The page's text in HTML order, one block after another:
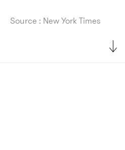
Source : New York Times